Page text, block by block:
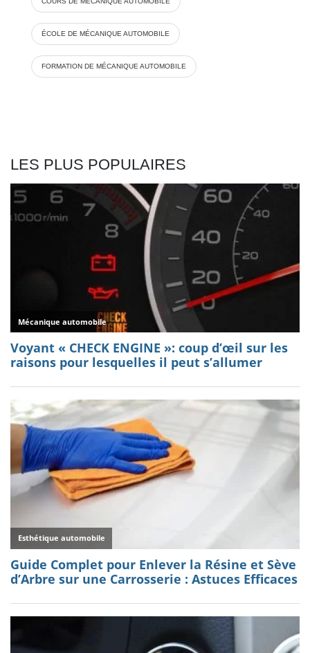
ÉCOLE DE MÉCANIQUE AUTOMOBILE
FORMATION DE MÉCANIQUE AUTOMOBILE
LES PLUS POPULAIRES